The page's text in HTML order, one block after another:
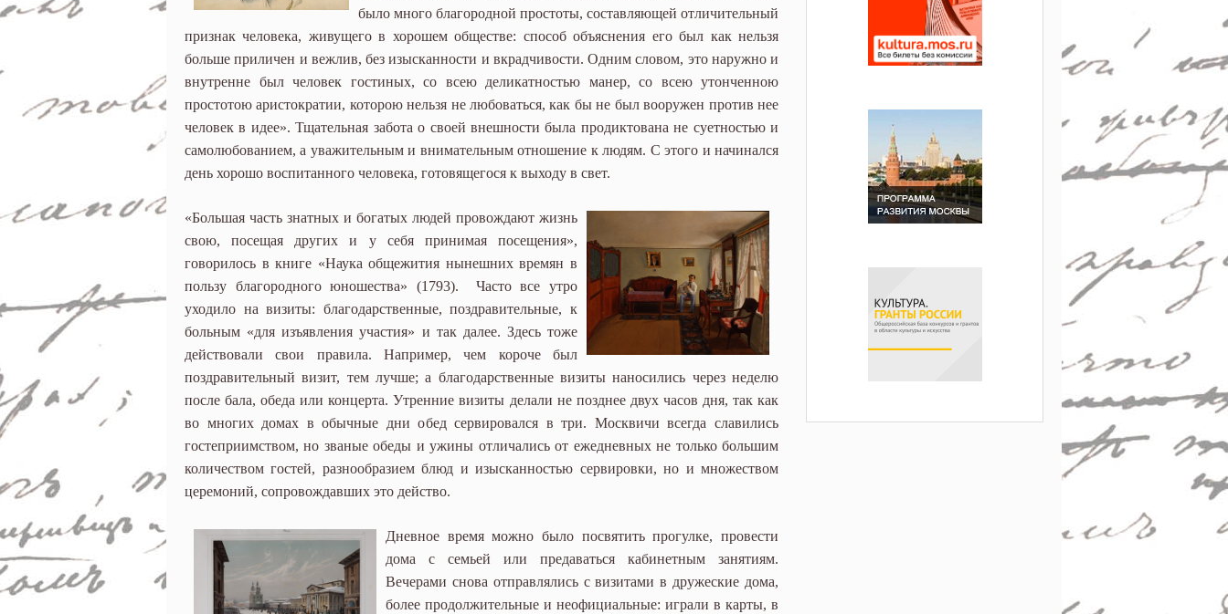
было много благородной простоты, составляющей отличительный
признак человека, живущего в хорошем обществе: способ объяснения его был как нельзя
больше приличен и вежлив, без изысканности и вкрадчивости. Одним словом, это наружно и
внутренне был человек гостиных, со всею деликатностью манер, со всею утонченною
простотою аристократии, которою нельзя не любоваться, как бы не был вооружен против нее
человек в идее». Тщательная забота о своей внешности была продиктована не суетностью и
самолюбованием, а уважительным и внимательным отношение к людям. С этого и начинался
день хорошо воспитанного человека, готовящегося к выходу в свет.
«Большая часть знатных и богатых людей провождают жизнь
свою, посещая других и у себя принимая посещения»,
говорилось в книге «Наука общежития нынешних времян в
пользу благородного юношества» (1793). Часто все утро
уходило на визиты: благодарственные, поздравительные, к
больным «для изъявления участия» и так далее. Здесь тоже
действовали свои правила. Например, чем короче был
поздравительный визит, тем лучше; а благодарственные визиты наносились через неделю
после бала, обеда или концерта. Утренние визиты делали не позднее двух часов дня, так как
во многих домах в обычные дни обед сервировался в три. Москвичи всегда славились
гостеприимством, но званые обеды и ужины отличались от ежедневных не только большим
количеством гостей, разнообразием блюд и изысканностью сервировки, но и множеством
церемоний, сопровождавших это действо.
Дневное время можно было посвятить прогулке, провести
дома с семьей или предаваться кабинетным занятиям.
Вечерами снова отправлялись с визитами в дружеские дома,
более продолжительные и неофициальные: играли в карты, в